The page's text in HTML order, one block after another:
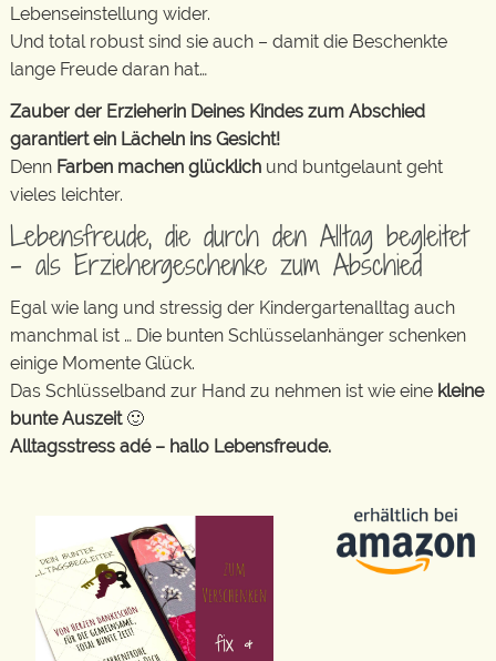
Lebenseinstellung wider.
Und total robust sind sie auch – damit die Beschenkte
lange Freude daran hat…
Zauber der Erzieherin Deines Kindes zum Abschied
garantiert ein Lächeln ins Gesicht!
Denn Farben machen glücklich und buntgelaunt geht
vieles leichter.
Lebensfreude, die durch den Alltag begleitet
– als Erziehergeschenke zum Abschied
Egal wie lang und stressig der Kindergartenalltag auch
manchmal ist … Die bunten Schlüsselanhänger schenken
einige Momente Glück.
Das Schlüsselband zur Hand zu nehmen ist wie eine kleine
bunte Auszeit🙂
Alltagsstress adé – hallo Lebensfreude.